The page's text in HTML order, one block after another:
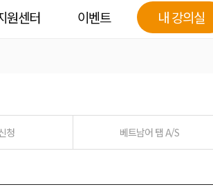
자
메
원센터 이벤트 내 강의실
청 베트남어 탭 A/S